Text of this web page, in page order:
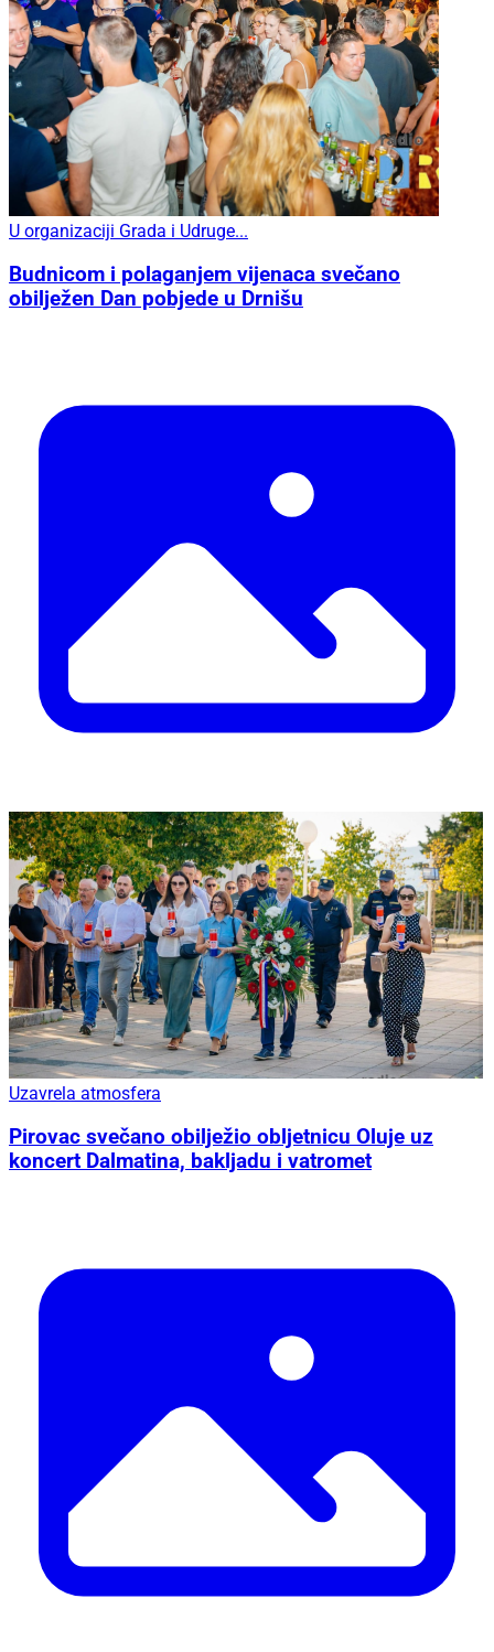
U organizaciji Grada i Udruge...
Budnicom i polaganjem vijenaca svečano
obilježen Dan pobjede u Drnišu
Uzavrela atmosfera
Pirovac svečano obilježio obljetnicu Oluje uz
koncert Dalmatina, bakljadu i vatromet